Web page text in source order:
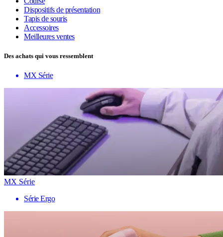
Dispositifs de présentation
Tapis de souris
Accessoires
Meilleures ventes
Des achats qui vous ressemblent
MX Série
MX Série
Série Ergo